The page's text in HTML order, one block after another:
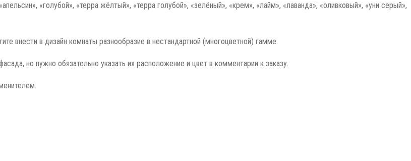
«голубой», «терра жёлтый», «терра голубой», «зелёный», «крем», «лайм», «лаванда», «оливковый», «уни серый»,
внести в дизайн комнаты разнообразие в нестандартной (многоцветной) гамме.
но нужно обязательно указать их расположение и цвет в комментарии к заказу.